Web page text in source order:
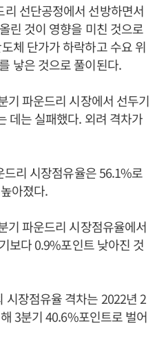
선단공정에서 선방하면서
린 것이 영향을 미친 것으로
체 단가가 하락하고 수요 위
낳은 것으로 풀이된다.
기 파운드리 시장에서 선두기
데는 실패했다. 외려 격차가
리 시장점유율은 56.1%로
아졌다.
기 파운드리 시장점유율에서
보다 0.9%포인트 낮아진 것
시장점유율 격차는 2022년 2
3분기 40.6%포인트로 벌어